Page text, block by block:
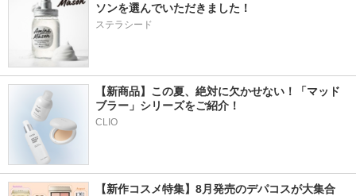
ソンを選んでいただきました！
ステラシード
【新商品】この夏、絶対に欠かせない！「マッド
ブラー」シリーズをご紹介！
CLIO
【新作コスメ特集】8月発売のデパコスが大集合